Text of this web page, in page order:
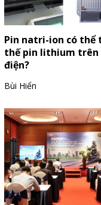
Pin natri-ion có thể
thế pin lithium trên
điện?
Bùi Hiển